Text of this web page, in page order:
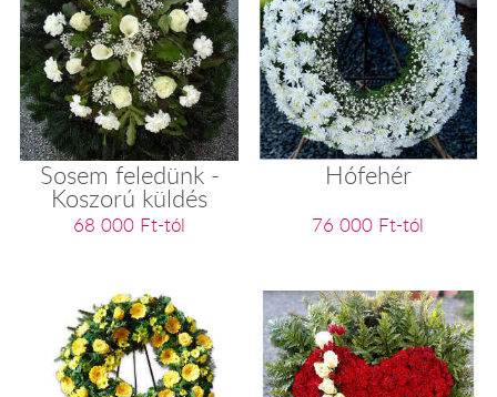
Sosem feledünk -
Koszorú küldés
68 000 Ft-tól
Hófehér
76 000 Ft-tól